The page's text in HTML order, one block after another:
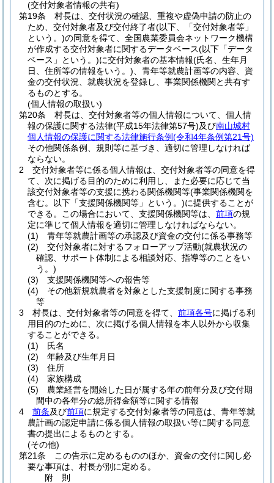
(交付対象者情報の共有)
第19条
村長は、交付状況の確認、重複や虚偽申請の防止の
ため、交付対象者及び交付終了者(以下、「交付対象者等」
という。)の同意を得て、全国農業委員会ネットワーク機構
が作成する交付対象者に関するデータベース(以下「データ
ベース」という。)に交付対象者の基本情報(氏名、生年月
日、住所等の情報をいう。) 、青年等就農計画等の内容、資
金の交付状況、就農状況を登録し、事業関係機関と共有す
るものとする。
(個人情報の取扱い)
第20条
村長は、交付対象者等の個人情報について、個人情
報の保護に関する法律(平成15年法律第57号)及び南山城村
個人情報の保護に関する法律施行条例(令和4年条例第21号)
その他関係条例、規則等に基づき、適切に管理しなければ
ならない。
2
交付対象者等に係る個人情報は、交付対象者等の同意を得
て、次に掲げる目的のために利用し、また必要に応じて当
該交付対象者等の支援に携わる関係機関等(事業関係機関を
含む。以下「支援関係機関等」という。)に提供することが
できる。
この場合において、支援関係機関等は、 前項の規
定に準じて個人情報を適切に管理しなければならない。
(1)
青年等就農計画等の承認及び資金の交付に係る事務等
(2)
交付対象者に対するフォローアップ活動(就農状況の
確認、サポート体制による相談対応、指導等のことをい
う。)
(3)
支援関係機関等への報告等
(4)
その他新規就農者を対象とした支援制度に関する事務
等
3
村長は、交付対象者等の同意を得て、 前項各号に掲げる利
用目的のために、次に掲げる個人情報を本人以外から収集
することができる。
(1)
氏名
(2)
年齢及び生年月日
(3)
住所
(4)
家族構成
(5)
農業経営を開始した日が属する年の前年分及び交付期
間中の各年分の総所得金額等に関する情報
4
前条及び前項に規定する交付対象者等の同意は、青年等就
農計画の認定申請に係る個人情報の取扱い等に関する同意
書の提出によるものとする。
(その他)
第21条
この告示に定めるもののほか、資金の交付に関し必
要な事項は、村長が別に定める。
附 則